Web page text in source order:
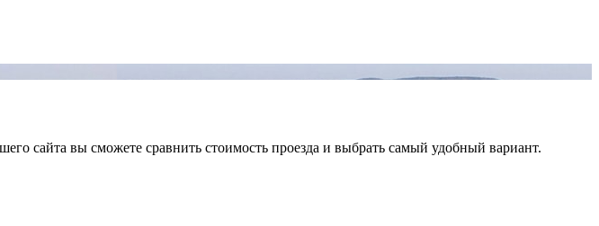
сайта вы сможете сравнить стоимость проезда и выбрать самый удобный вариант.